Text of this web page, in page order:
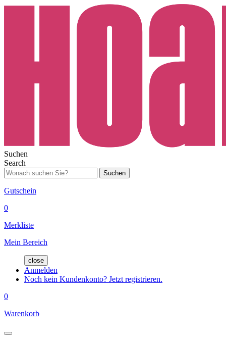
Suchen
Search
Suchen
Gutschein
0
Merkliste
Mein Bereich
close
Anmelden
Noch kein Kundenkonto? Jetzt registrieren.
0
Warenkorb